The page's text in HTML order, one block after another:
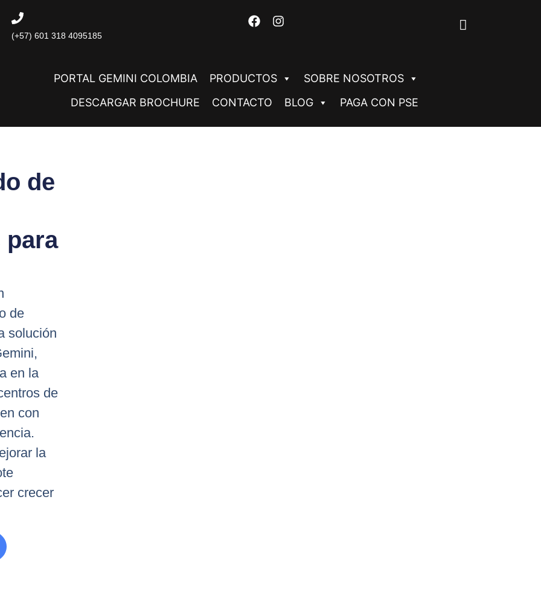
(+57) 601 318 4095185
PORTAL GEMINI COLOMBIA PRODUCTOS
SOBRE NOSOTROS
DESCARGAR BROCHURE
CONTACTO BLOG PAGA CON PSE
de
para
de
solución
en la
de
con
la
crecer